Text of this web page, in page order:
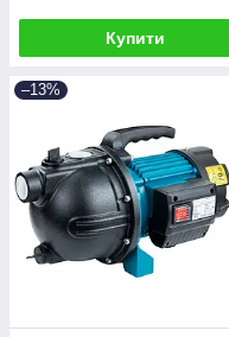
Купити
–13%